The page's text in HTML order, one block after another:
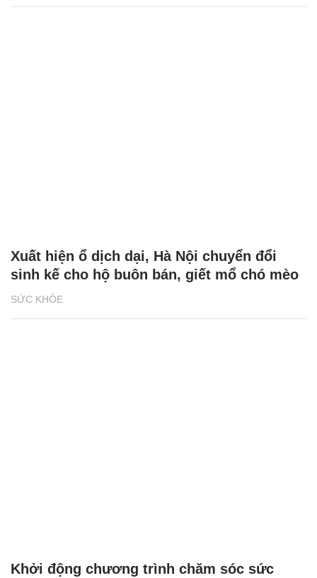
SỨC KHỎE
Xuất hiện ổ dịch dại, Hà Nội chuyển đổi
sinh kế cho hộ buôn bán, giết mổ chó mèo
Khởi động chương trình chăm sóc sức